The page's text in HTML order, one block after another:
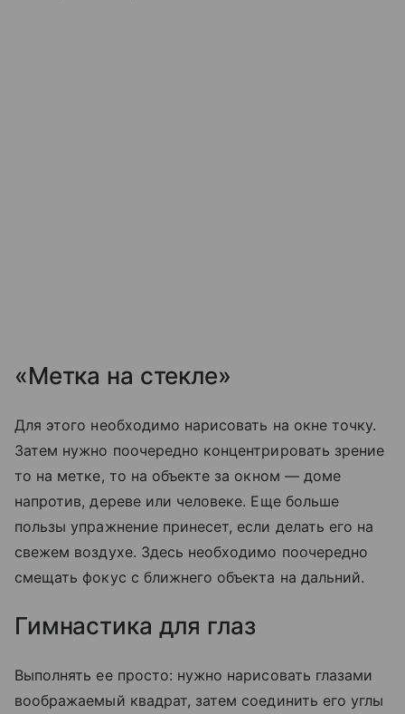
«Метка на стекле»
Для этого необходимо нарисовать на окне точку.
Затем нужно поочередно концентрировать зрение
то на метке, то на объекте за окном — доме
напротив, дереве или человеке. Еще больше
пользы упражнение принесет, если делать его на
свежем воздухе. Здесь необходимо поочередно
смещать фокус с ближнего объекта на дальний.
Гимнастика для глаз
Выполнять ее просто: нужно нарисовать глазами
воображаемый квадрат, затем соединить его углы